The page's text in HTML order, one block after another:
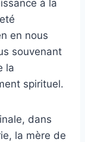
à la
en nous
souvenant
la
spirituel.
dans
la mère de